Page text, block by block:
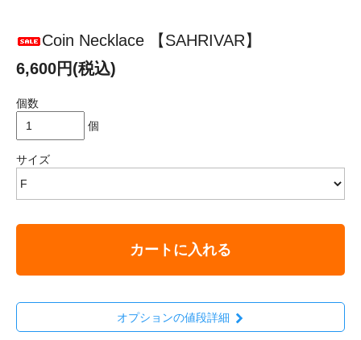
Coin Necklace 【SAHRIVAR】
6,600円(税込)
個数
個
サイズ
カートに入れる
オプションの値段詳細